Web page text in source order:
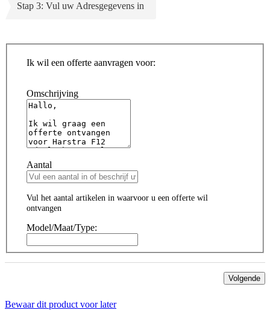
Stap 3: Vul uw Adresgegevens in
Ik wil een offerte aanvragen voor:
Omschrijving
Aantal
Vul het aantal artikelen in waarvoor u een offerte wil
ontvangen
Model/Maat/Type:
Volgende
Bewaar dit product voor later